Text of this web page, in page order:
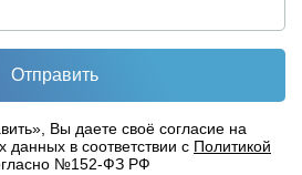
Отправить
Вы даете своё согласие на
данных в соответствии с Политикой
№152-ФЗ РФ